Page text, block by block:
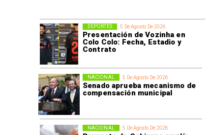
5 De Agosto De 2026
Presentación de Vozinha en
Colo Colo: Fecha, Estadio y
Contrato
DEPORTES
5 De Agosto De 2026
Senado aprueba mecanismo de
compensación municipal
NACIONAL
5 De Agosto De 2026
NACIONAL